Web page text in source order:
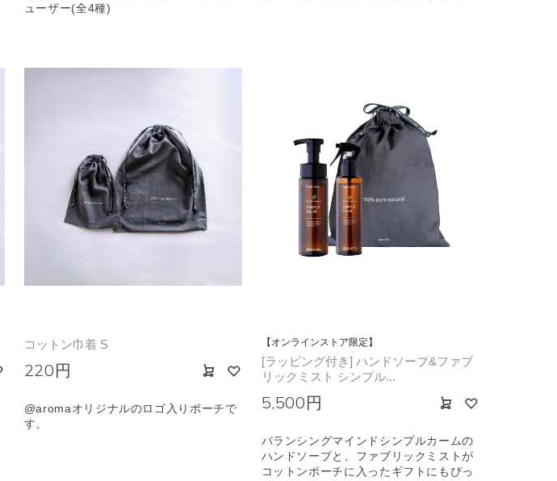
ューザー(全4種)
コットン巾着 S
220円
@aromaオリジナルのロゴ入りポーチで
す。
【オンラインストア限定】
[ラッピング付き] ハンドソープ&ファブ
リックミスト シンプル...
5,500円
バランシングマインドシンプルカームの
ハンドソープと、ファブリックミストが
コットンポーチに入ったギフトにもぴっ